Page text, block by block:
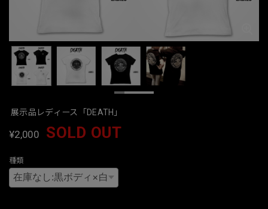
展示品レディース「DEATH」
¥2,000 SOLD OUT
種類